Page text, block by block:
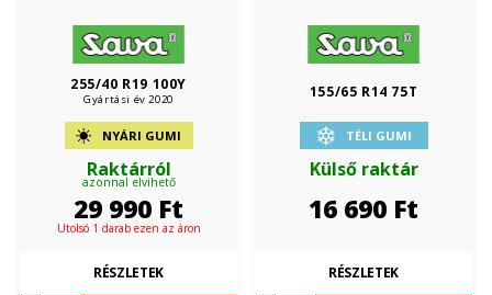
255/40 R19 100Y
Gyártási év 2020
NYÁRI GUMI
Raktárról
azonnal elvihető
29 990 Ft
Utolsó 1 darab ezen az áron
RÉSZLETEK
155/65 R14 75T
TÉLI GUMI
Külső raktár
16 690 Ft
RÉSZLETEK